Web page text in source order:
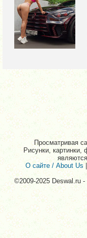
Просматривая
Рисунки,
О сайте / About Us
©2009-2025 Deswal.ru -